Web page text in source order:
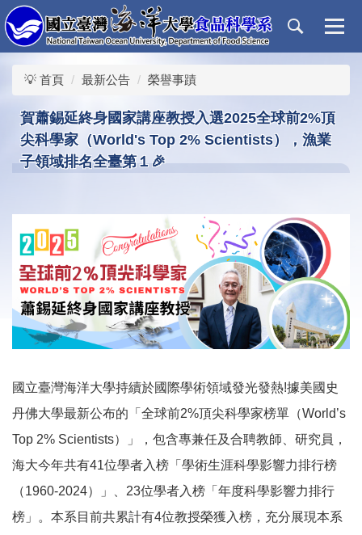
跳
到
主
要
💡 首頁 最新公告 榮譽事蹟
賀蕭錫延終身國家講座教授入選2025全球前2%頂
尖科學家（World's Top 2% Scientists），漁業
子領域排名全臺第１🎉
國立臺灣海洋大學持續於國際學術領域發光發熱!據美國史
丹佛大學最新公布的「全球前2%頂尖科學家榜單（World’s
Top 2% Scientists）」，包含專兼任及合聘教師、研究員，
海大今年共有41位學者入榜「學術生涯科學影響力排行榜
（1960-2024）」、23位學者入榜「年度科學影響力排行
榜」。本系目前共累計有4位教授榮獲入榜，充分展現本系